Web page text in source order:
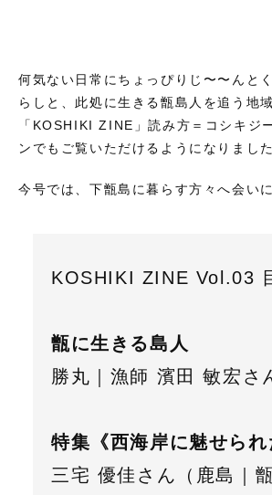
何気ない日常にちょっぴりじ〜〜んと
らしと、此処に生きる甑島人を追う地
「KOSHIKI ZINE」読み方＝コシキジ
ンでもご覧いただけるようになりました
今号では、下甑島に暮らす方々へ会い
KOSHIKI ZINE Vol.03
甑に生きる島人
勝丸｜漁師 濱田 敏宏さ
特集《西海岸に魅せられ
三宅 優佳さん（鹿島｜